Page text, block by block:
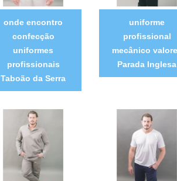
onde encontro
confecção
uniformes
profissionais
Taboão da Serra
uniforme
profissional
mecânico
Parada Inglesa